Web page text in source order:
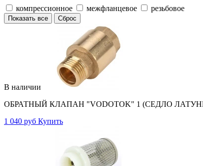
компрессионное межфланцевое резьбовое
Показать все Сброс
В наличии
ОБРАТНЫЙ КЛАПАН "VODOTOK" 1 (СЕДЛО
1 040 руб Купить